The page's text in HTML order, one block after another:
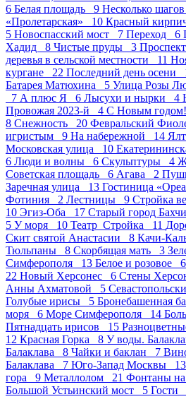
6 Белая площадь 9 Несколько
«Пролетарская» 10 Красный
5 Новоспасский мост 7 Переход 6
Хадид 8 Чистые пруды 3
деревья в сельской местности 11
кургане 22 Последний день осени
Батарея Матюхина 5 Улица Розы
7 А плюс Я 6 Лысухи и нырки 4
Провожая 2023-й 4 С Новым
8 Снежность 20 Февральский
игристым 9 На набережной 14
Московская улица 10
6 Люди и волны 6 Скульптуры 4
Советская площадь 6 Агава 2
Заречная улица 13 Гостиница
Фотиния 2 Лестницы 9 Стройка
10 Эгиз-Оба 17 Старый город
5 У моря 10 Театр_Стройка 11
Скит святой Анастасии 8 Качи-
Тюльпаны 8 Скорбящая мать 3
Симферополя 13 Белое и розовое 6
22 Новый Херсонес 6 Стены
Анны Ахматовой 5
Голубые ирисы 5 Бронебашенная
моря 6 Море Симферополя 14
Пятнадцать ирисов 15
12 Красная Горка 8 У воды.
Балаклава 8 Чайки и баклан 7
Балаклава 7 Юго-Запад Москвы 13
гора 9 Металлолом 21 Фонтаны
Большой Устьинский мост 5 Гости